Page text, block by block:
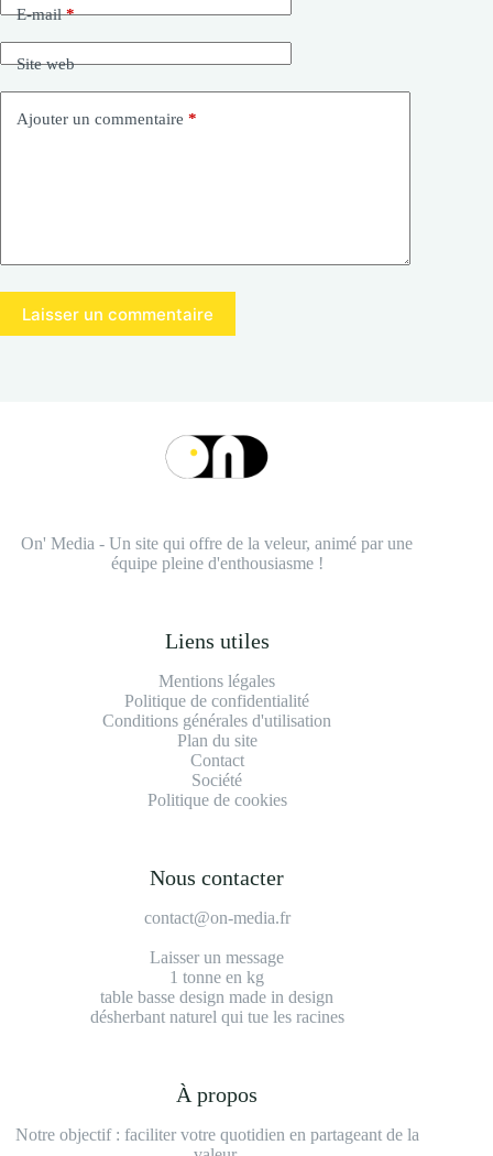
E-mail*
Site web
Ajouter un commentaire *
Laisser un commentaire
On' Media - Un site qui offre de la veleur, animé par une
équipe pleine d'enthousiasme !
Liens utiles
Mentions légales
Politique de confidentialité
Conditions générales d'utilisation
Plan du site
Contact
Société
Politique de cookies
Nous contacter
contact@on-media.fr
Laisser un message
1 tonne en kg
table basse design made in design
désherbant naturel qui tue les racines
À propos
Notre objectif : faciliter votre quotidien en partageant de la